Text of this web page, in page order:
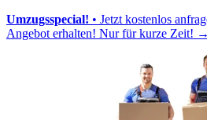
Umzugsspecial! • Jetzt kostenlos
Angebot erhalten! Nur für kurze Zeit! →